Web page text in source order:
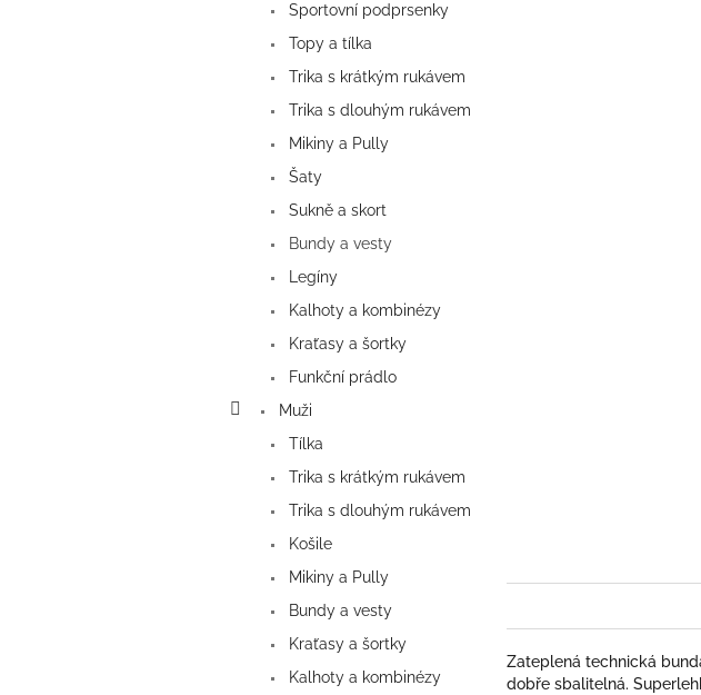
Sportovní podprsenky
Topy a tílka
Trika s krátkým rukávem
Trika s dlouhým rukávem
Mikiny a Pully
Šaty
Sukně a skort
Bundy a vesty
Legíny
Kalhoty a kombinézy
Kraťasy a šortky
Funkční prádlo
Muži
Tílka
Trika s krátkým rukávem
Trika s dlouhým rukávem
Košile
Mikiny a Pully
Bundy a vesty
Kraťasy a šortky
Kalhoty a kombinézy
Zateplená technická
dobře sbalitelná.